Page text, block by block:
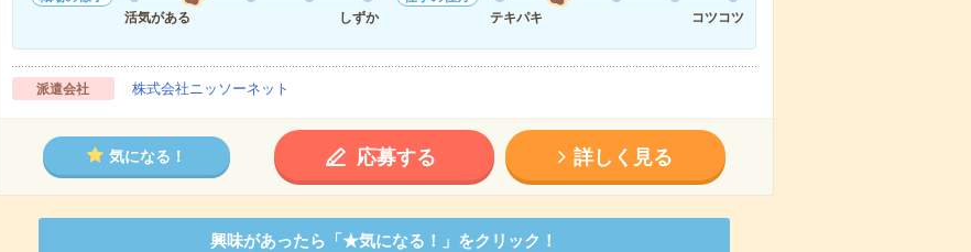
活気がある
しずか
テキパキ
コツコツ
派遣会社 株式会社ニッソーネット
気になる！ 応募する 詳しく見る
興味があったら「★気になる！」をクリック！